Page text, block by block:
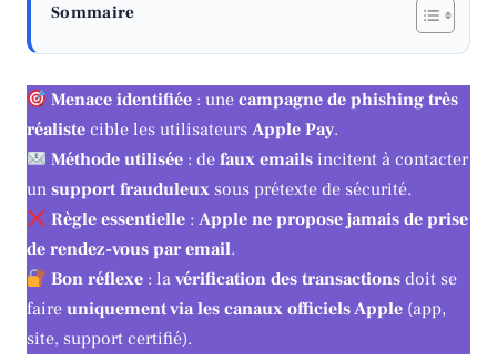
Sommaire
Menace identifiée : unecampagne de phishing très
réaliste cible les utilisateurs Apple Pay.
Méthode utilisée : defaux emails incitent à contacter
un support frauduleux sous prétexte de sécurité.
Règle essentielle :Apple ne propose jamais de prise
de rendez-vous par email.
Bon réflexe : lavérification des transactions doit se
faire uniquement via les canaux officiels Apple (app,
site, support certifié).